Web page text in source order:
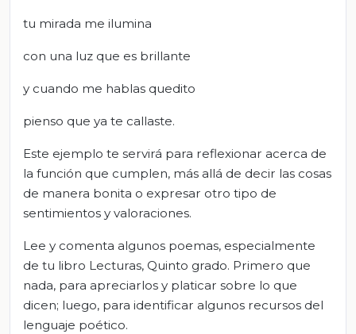
tu mirada me ilumina
con una luz que es brillante
y cuando me hablas quedito
pienso que ya te callaste.
Este ejemplo te servirá para reflexionar acerca de
la función que cumplen, más allá de decir las cosas
de manera bonita o expresar otro tipo de
sentimientos y valoraciones.
Lee y comenta algunos poemas, especialmente
de tu libro Lecturas, Quinto grado. Primero que
nada, para apreciarlos y platicar sobre lo que
dicen; luego, para identificar algunos recursos del
lenguaje poético.